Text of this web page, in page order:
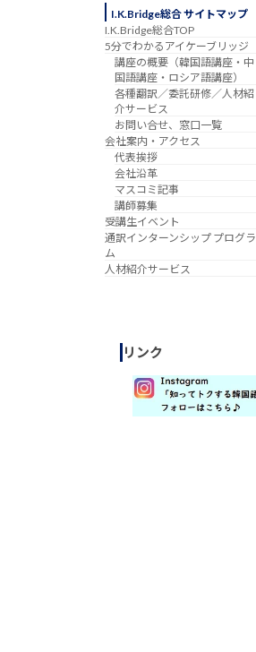
I.K.Bridge総合 サイトマップ
I.K.Bridge総合TOP
5分でわかるアイケーブリッジ
講座の概要（韓国語講座・中
国語講座・ロシア語講座）
各種翻訳／委託研修／人材紹
介サービス
お問い合せ、窓口一覧
会社案内・アクセス
代表挨拶
会社沿革
マスコミ記事
講師募集
受講生イベント
通訳インターンシップ プログラ
ム
人材紹介サービス
リンク